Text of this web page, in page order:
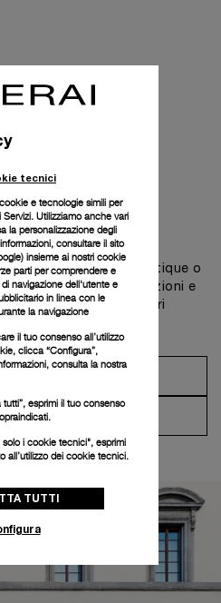
in una delle nostre boutique o
per scoprire le collezioni e
e dei servizi dei nostri
il concierge
tecnici
e tecnologie simili per
Servizi. Utilizziamo anche vari
la personalizzazione degli
consultare il sito
) insieme ai nostri cookie
parti per comprendere e
navigazione dell'utente e
in linea con le
la navigazione
il tuo consenso all’utilizzo
clicca “Configura”,
consulta la nostra
esprimi il tuo consenso
i cookie tecnici", esprimi
all’utilizzo dei cookie tecnici.
TUTTI